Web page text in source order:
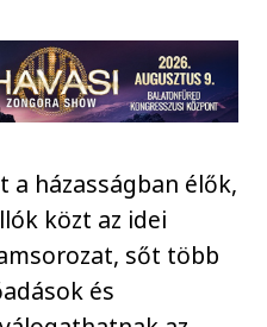
a házasságban élők,
közt az idei
sőt több
és